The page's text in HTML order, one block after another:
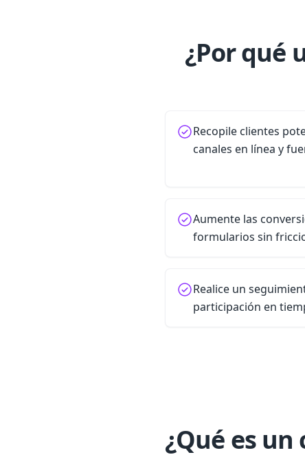
¿Por qué
Recopile clientes
canales en línea y
Aumente las
formularios sin
Realice un
participación en
¿Qué es